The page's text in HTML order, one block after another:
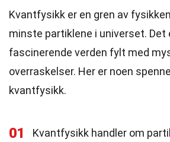
Kvantfysikk er en gren av
minste partiklene i universet. Det
fascinerende verden fylt med
overraskelser. Her er noen
kvantfysikk.
01
Kvantfysikk handler om